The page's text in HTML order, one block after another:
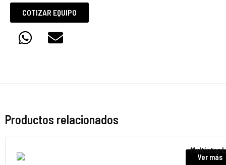
COTIZAR EQUIPO
Productos relacionados
Multistar
Ver más